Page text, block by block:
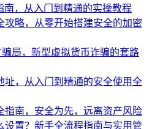
南，从入门到精通的实操教程
攻略，从零开始搭建安全的加密
局，新型虚拟货币诈骗的套路
址，从入门到精通的安全使用全
指南，安全为先，远离资产风险
设置？新手全流程指南与实用管